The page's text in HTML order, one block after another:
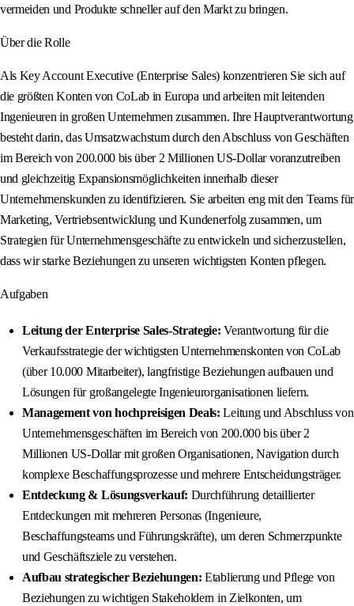
vermeiden und Produkte schneller auf den Markt zu bringen.
Über die Rolle
Als Key Account Executive (Enterprise Sales) konzentrieren Sie sich auf
die größten Konten von CoLab in Europa und arbeiten mit leitenden
Ingenieuren in großen Unternehmen zusammen. Ihre Hauptverantwortung
besteht darin, das Umsatzwachstum durch den Abschluss von Geschäften
im Bereich von 200.000 bis über 2 Millionen US-Dollar voranzutreiben
und gleichzeitig Expansionsmöglichkeiten innerhalb dieser
Unternehmenskunden zu identifizieren. Sie arbeiten eng mit den Teams für
Marketing, Vertriebsentwicklung und Kundenerfolg zusammen, um
Strategien für Unternehmensgeschäfte zu entwickeln und sicherzustellen,
dass wir starke Beziehungen zu unseren wichtigsten Konten pflegen.
Aufgaben
Leitung der Enterprise Sales-Strategie: Verantwortung für die
Verkaufsstrategie der wichtigsten Unternehmenskonten von CoLab
(über 10.000 Mitarbeiter), langfristige Beziehungen aufbauen und
Lösungen für großangelegte Ingenieurorganisationen liefern.
Management von hochpreisigen Deals: Leitung und Abschluss von
Unternehmensgeschäften im Bereich von 200.000 bis über 2
Millionen US-Dollar mit großen Organisationen, Navigation durch
komplexe Beschaffungsprozesse und mehrere Entscheidungsträger.
Entdeckung & Lösungsverkauf: Durchführung detaillierter
Entdeckungen mit mehreren Personas (Ingenieure,
Beschaffungsteams und Führungskräfte), um deren Schmerzpunkte
und Geschäftsziele zu verstehen.
Aufbau strategischer Beziehungen: Etablierung und Pflege von
Beziehungen zu wichtigen Stakeholdern in Zielkonten, um